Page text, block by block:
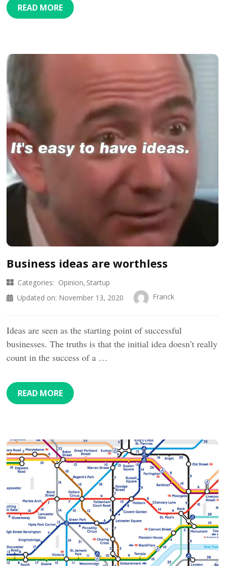
READ MORE
Business ideas are worthless
Categories: Opinion Startup
Updated on: November 13, 2020 Franck
Ideas are seen as the starting point of successful
businesses. The truths is that the initial idea doesn’t really
count in the success of a …
READ MORE